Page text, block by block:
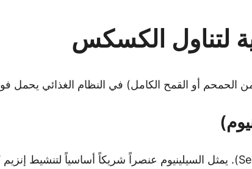
الحمحم أو القمح الكامل) في النظام الغذائي يحمل